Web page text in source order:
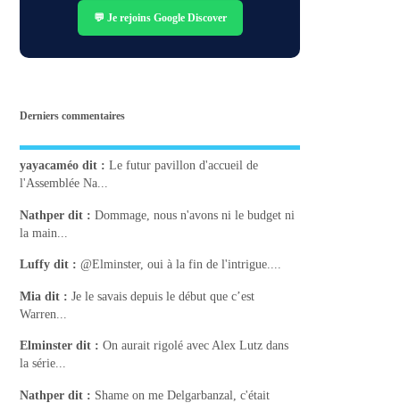
💬 Je rejoins Google Discover
Derniers commentaires
yayacaméo dit : Le futur pavillon d'accueil de
l'Assemblée Na...
Nathper dit : Dommage, nous n'avons ni le budget ni
la main...
Luffy dit : @Elminster, oui à la fin de l'intrigue....
Mia dit : Je le savais depuis le début que c’est
Warren...
Elminster dit : On aurait rigolé avec Alex Lutz dans
la série...
Nathper dit : Shame on me Delgarbanzal, c'était